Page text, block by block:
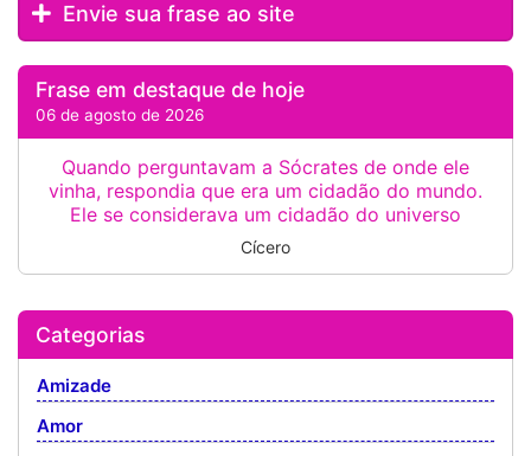
Envie sua frase ao site
Frase em destaque de hoje
06 de agosto de 2026
Quando perguntavam a Sócrates de onde ele
vinha, respondia que era um cidadão do mundo.
Ele se considerava um cidadão do universo
Cícero
Categorias
Amizade
Amor